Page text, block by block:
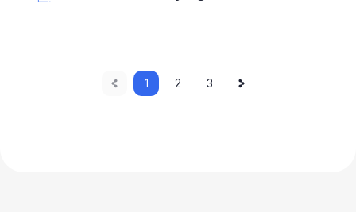
PaginierungVorherige
Seite
Aktuelle
Seite
1 Seite
2 Seite
3
Seite